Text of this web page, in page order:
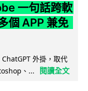
一句話跨軟
個 APP 兼免
外掛，取代
、...
閱讀全文